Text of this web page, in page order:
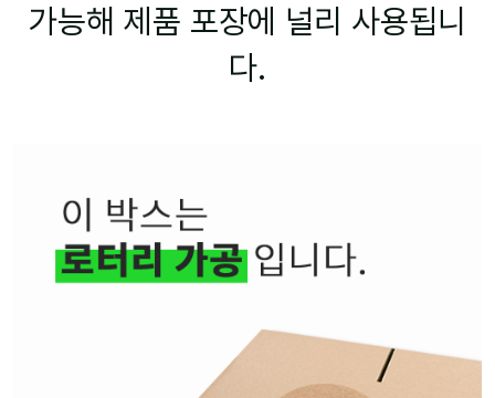
가능해 제품 포장에 널리 사용됩니
다.